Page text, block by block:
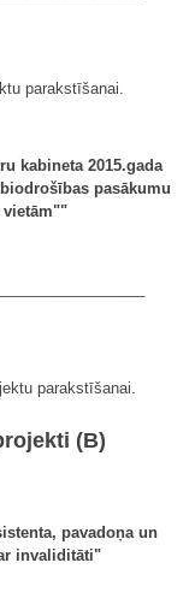
parakstīšanai.
kabineta 2015.gada
pasākumu
vietām""
parakstīšanai.
(B)
pavadoņa un
invaliditāti"